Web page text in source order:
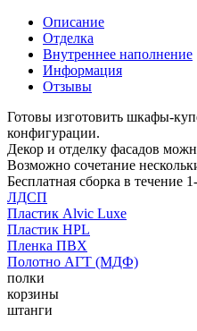
Описание
Отделка
Внутреннее наполнение
Информация
Отзывы
Готовы изготовить шкафы-
конфигурации.
Декор и отделку фасадов
Возможно сочетание
Бесплатная сборка в течение
ЛДСП
Пластик Alvic Luxe
Пластик HPL
Пленка ПВХ
Полотно АГТ (МДФ)
полки
корзины
штанги